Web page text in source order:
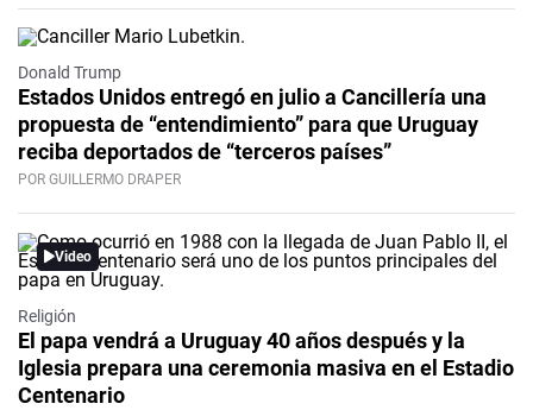
Donald Trump
Estados Unidos entregó en julio a Cancillería una
propuesta de “entendimiento” para que Uruguay
reciba deportados de “terceros países”
POR GUILLERMO DRAPER
Video
Religión
El papa vendrá a Uruguay 40 años después y la
Iglesia prepara una ceremonia masiva en el Estadio
Centenario